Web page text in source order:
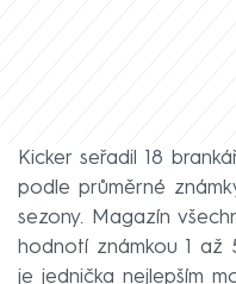
Kicker seřadil 18
podle průměrné
sezony. Magazín
hodnotí známkou 1 až
je jednička nejlepším